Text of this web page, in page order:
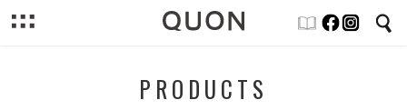
PRODUCTS